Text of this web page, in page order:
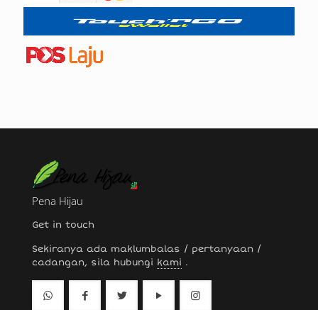
Pena Hijau
Get in touch
Sekiranya ada maklumbalas / pertanyaan /
cadangan, sila hubungi kami .